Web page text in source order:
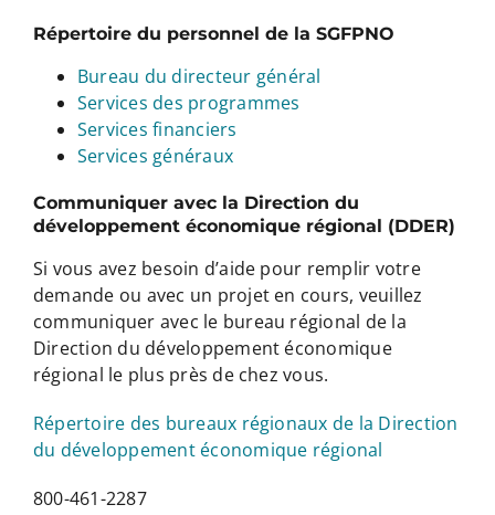
Répertoire du personnel de la SGFPNO
Bureau du directeur général
Services des programmes
Services financiers
Services généraux
Communiquer avec la Direction du
développement économique régional (DDER)
Si vous avez besoin d’aide pour remplir votre
demande ou avec un projet en cours, veuillez
communiquer avec le bureau régional de la
Direction du développement économique
régional le plus près de chez vous.
Répertoire des bureaux régionaux de la Direction
du développement économique régional
800-461-2287